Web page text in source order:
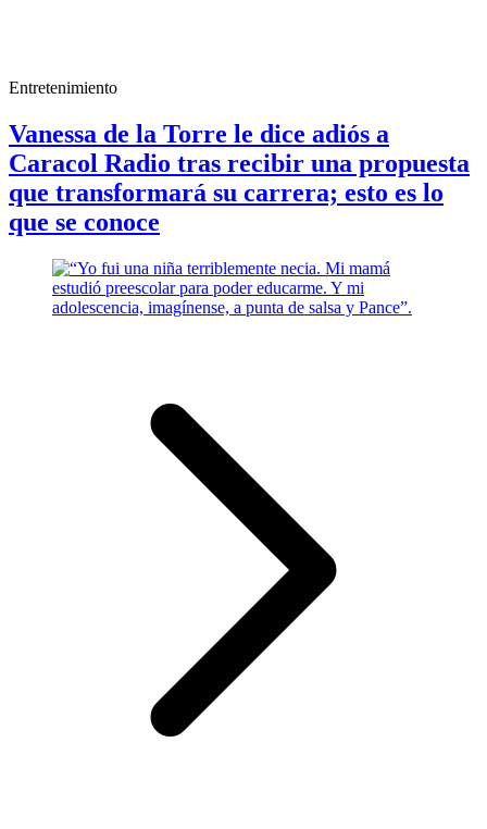
Entretenimiento
Vanessa de la Torre le dice adiós a
Caracol Radio tras recibir una propuesta
que transformará su carrera; esto es lo
que se conoce